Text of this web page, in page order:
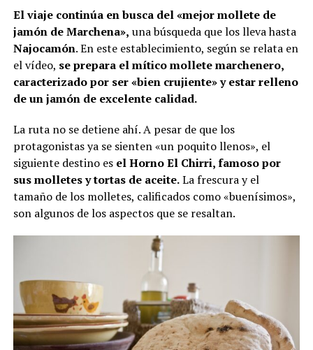
El viaje continúa en busca del «mejor mollete de
jamón de Marchena», una búsqueda que los lleva hasta
Najocamón. En este establecimiento, según se relata en
el vídeo, se prepara el mítico mollete marchenero,
caracterizado por ser «bien crujiente» y estar relleno
de un jamón de excelente calidad.
La ruta no se detiene ahí. A pesar de que los
protagonistas ya se sienten «un poquito llenos», el
siguiente destino es el Horno El Chirri, famoso por
sus molletes y tortas de aceite.La frescura y el
tamaño de los molletes, calificados como «buenísimos»,
son algunos de los aspectos que se resaltan.